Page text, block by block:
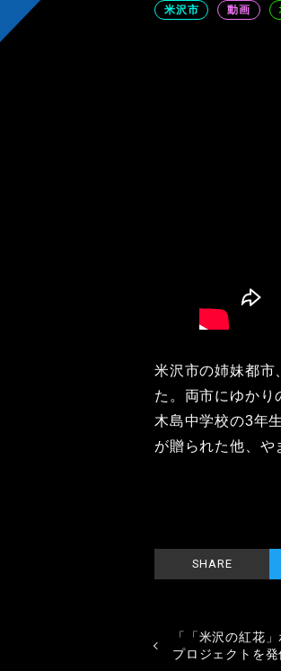
米沢市 動画
米沢市の姉妹都市
た。両市にゆかり
木島中学校の3年
が贈られた他、や
SHARE
「「米沢の紅花
プロジェクトを発